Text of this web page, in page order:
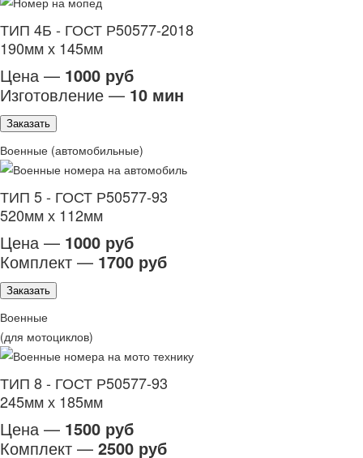
ТИП 4Б - ГОСТ Р50577-2018
190мм х 145мм
Цена — 1000 руб
Изготовление — 10 мин
Заказать
Военные (автомобильные)
ТИП 5 - ГОСТ Р50577-93
520мм х 112мм
Цена — 1000 руб
Комплект — 1700 руб
Заказать
Военные
(для мотоциклов)
ТИП 8 - ГОСТ Р50577-93
245мм х 185мм
Цена — 1500 руб
Комплект — 2500 руб